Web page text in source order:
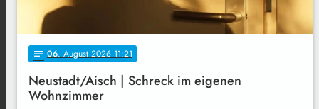
notes 06. August 2026 11:21
Neustadt/Aisch | Schreck im eigenen
Wohnzimmer